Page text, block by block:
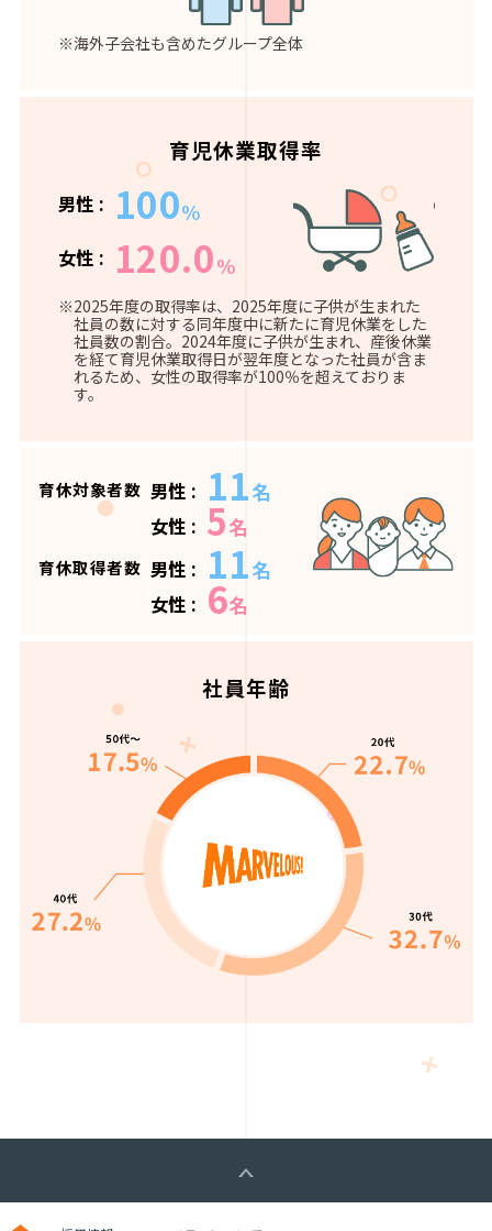
※海外子会社も含めたグループ全体
育児休業取得率
男性 : 100%
女性 : 120.0%
※2025年度の取得率は、2025年度に子供が生まれた
社員の数に対する同年度中に新たに育児休業をした
社員数の割合。2024年度に子供が生まれ、産後休業
を経て育児休業取得日が翌年度となった社員が含ま
れるため、女性の取得率が100％を超えておりま
す。
育休対象者数 男性 : 11名
女性 : 5名
育休取得者数 男性 : 11名
女性 : 6名
社員年齢